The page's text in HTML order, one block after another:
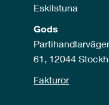
Eskilstuna
Gods
61, 12044
Fakturor